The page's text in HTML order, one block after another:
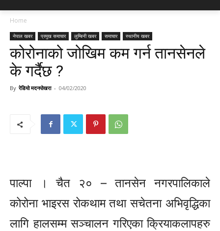
Home
नेपाल खबर प्रमुख समाचार लुम्बिनी खबर समाचार स्थानीय खबर
कोरोनाको जोखिम कम गर्न तानसेनले
के गर्दैछ ?
By रेडियो मदनपोखरा - 04/02/2020
पाल्पा । चैत २० – तानसेन नगरपालिकाले
कोरोना भाइरस रोकथाम तथा सचेतना अभिवृद्धिका
लागि हालसम्म सञ्चालन गरिएका क्रियाकलापहरु